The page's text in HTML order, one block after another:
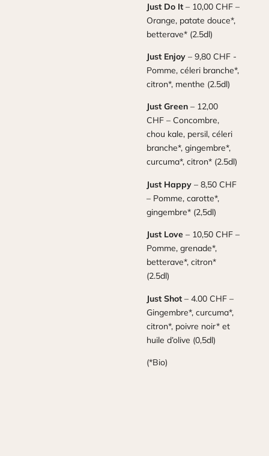
Just Do It – 10,00 CHF –
Orange, patate douce*,
betterave* (2.5dl)
Just Enjoy– 9,80 CHF -
Pomme, céleri branche*,
citron*, menthe (2.5dl)
Just Green – 12,00
CHF – Concombre,
chou kale, persil, céleri
branche*, gingembre*,
curcuma*, citron* (2.5dl)
Just Happy– 8,50 CHF
– Pomme, carotte*,
gingembre* (2,5dl)
Just Love – 10,50 CHF –
Pomme, grenade*,
betterave*, citron*
(2.5dl)
Just Shot – 4.00 CHF –
Gingembre*, curcuma*,
citron*, poivre noir* et
huile d’olive (0,5dl)
(*Bio)